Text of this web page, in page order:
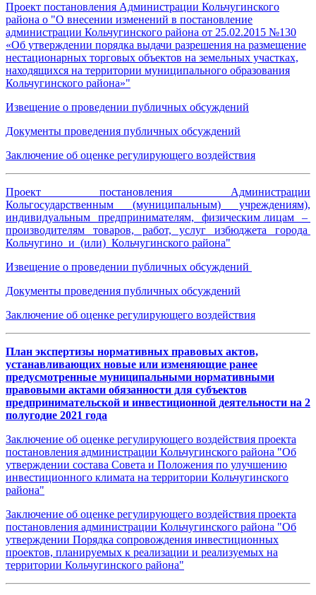
Проект постановления Администрации Кольчугинского
района о "О внесении изменений в постановление
администрации Кольчугинского района от 25.02.2015 №130
«Об утверждении порядка выдачи разрешения на размещение
нестационарных торговых объектов на земельных участках,
находящихся на территории муниципального образования
Кольчугинского района»"
Извещение о проведении публичных обсуждений
Документы проведения публичных обсуждений
Заключение об оценке регулирующего воздействия
Проект постановления Администрации
Кольгосударственным (муниципальным) учреждениям),
индивидуальным предпринимателям, физическим лицам –
производителям товаров, работ, услуг избюджета города
Кольчугино и (или) Кольчугинского района"
Извещение о проведении публичных обсуждений
Документы проведения публичных обсуждений
Заключение об оценке регулирующего воздействия
План экспертизы нормативных правовых актов,
устанавливающих новые или изменяющие ранее
предусмотренные муниципальными нормативными
правовыми актами обязанности для субъектов
предпринимательской и инвестиционной деятельности на 2
полугодие 2021 года
Заключение об оценке регулирующего воздействия проекта
постановления администрации Кольчугинского района "Об
утверждении состава Совета и Положения по улучшению
инвестиционного климата на территории Кольчугинского
района"
Заключение об оценке регулирующего воздействия проекта
постановления администрации Кольчугинского района "Об
утверждении Порядка сопровождения инвестиционных
проектов, планируемых к реализации и реализуемых на
территории Кольчугинского района"